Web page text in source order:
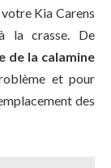
Kia Carens
la crasse. De
de la calamine
et pour
des